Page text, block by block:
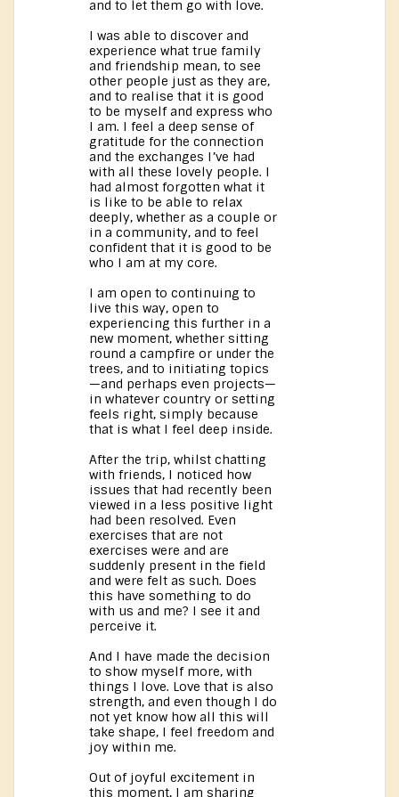
and to let them go with love.
I was able to discover and
experience what true family
and friendship mean, to see
other people just as they are,
and to realise that it is good
to be myself and express who
I am. I feel a deep sense of
gratitude for the connection
and the exchanges I’ve had
with all these lovely people. I
had almost forgotten what it
is like to be able to relax
deeply, whether as a couple or
in a community, and to feel
confident that it is good to be
who I am at my core.
I am open to continuing to
live this way, open to
experiencing this further in a
new moment, whether sitting
round a campfire or under the
trees, and to initiating topics
—and perhaps even projects—
in whatever country or setting
feels right, simply because
that is what I feel deep inside.
After the trip, whilst chatting
with friends, I noticed how
issues that had recently been
viewed in a less positive light
had been resolved. Even
exercises that are not
exercises were and are
suddenly present in the field
and were felt as such. Does
this have something to do
with us and me? I see it and
perceive it.
And I have made the decision
to show myself more, with
things I love. Love that is also
strength, and even though I do
not yet know how all this will
take shape, I feel freedom and
joy within me.
Out of joyful excitement in
this moment, I am sharing